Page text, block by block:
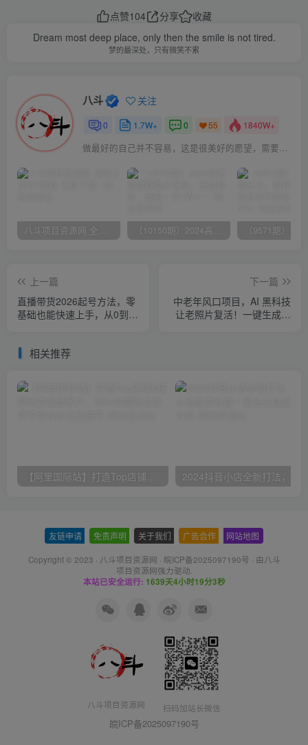
点赞104 分享
收藏
Dream most deep place, only then the smile is not tired.
梦的最深处，只有微笑不累
八斗 关注
0 1.7W+ 0 55 1840W+
做最好的自己并不容易，这是很美好的愿望，需要耐心、坚持和毅力
八斗项目资源网 全网正品VIP课程 无损下载~ （10150期）2024高考项目野路子玩法，无限裂变，最高一天1W＋！
上一篇
直播带货2026起号方法，零
基础也能快速上手，从0到1
下一篇
中老年风口项目，AI 黑科技
让老照片复活！一键生成完
相关推荐
友链申请 免责声明 关于我们 广告合作 网站地图
Copyright © 2023 · 八斗项目资源网 · 皖ICP备2025097190号 · 由八斗
项目资源网强力驱动.
本站已安全运行: 1639天4小时19分4秒
八斗项目资源网 扫码加站长微信
皖ICP备2025097190号